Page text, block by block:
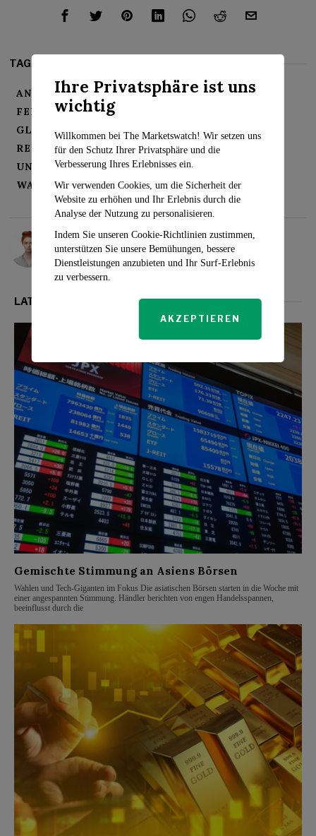
TAGS:
ANLEIHEMARKT
CHINA EVERGRANDE-KRISE
FEDERAL RESERVE
GLOBALE WIRTSCHAFT
ÖLPREISE
RENDITEN VON STAATSANLEIHEN
UNTERNEHMENSPARTNERSCHAFTEN
WALL STREET
ZINSSÄTZE
Rosalind Evans
LATEST FROM MÄRKTE
Gemischte Stimmung an Asiens Börsen
Wahlen und Tech-Giganten im Fokus Die asiatischen Börsen starten in die Woche mit
einer angespannten Stimmung. Händler berichten von engen Handelsspannen,
beeinflusst durch die
Ihre Privatsphäre ist uns
wichtig
Willkommen bei The Marketswatch! Wir setzen uns
für den Schutz Ihrer Privatsphäre und die
Verbesserung Ihres Erlebnisses ein.
Wir verwenden Cookies, um die Sicherheit der
Website zu erhöhen und Ihr Erlebnis durch die
Analyse der Nutzung zu personalisieren.
Indem Sie unseren Cookie-Richtlinien zustimmen,
unterstützen Sie unsere Bemühungen, bessere
Dienstleistungen anzubieten und Ihr Surf-Erlebnis
zu verbessern.
AKZEPTIEREN